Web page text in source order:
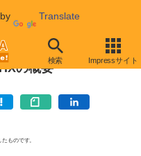
Translate
検索 Impressサイト
の概要
ものです。